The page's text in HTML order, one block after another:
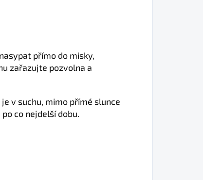
přímo do misky,
zařazujte pozvolna a
v suchu, mimo přímé slunce
po co nejdelší dobu.